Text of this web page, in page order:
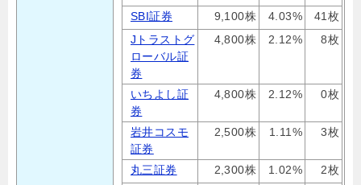
SBI証券
9,100株 4.03%
41枚
Jトラストグ
ローバル証
券
4,800株 2.12% 8枚
いちよし証
券
4,800株 2.12% 0枚
岩井コスモ
証券
2,500株 1.11% 3枚
丸三証券 2,300株 1.02%
2枚